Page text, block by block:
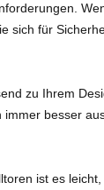
sich für
zu Ihrem
besser
ist es